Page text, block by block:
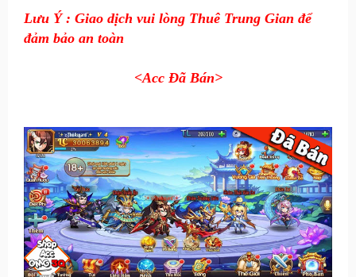
Lưu Ý : Giao dịch vui lòng Thuê Trung Gian để
đảm bảo an toàn
<Acc Đã Bán>